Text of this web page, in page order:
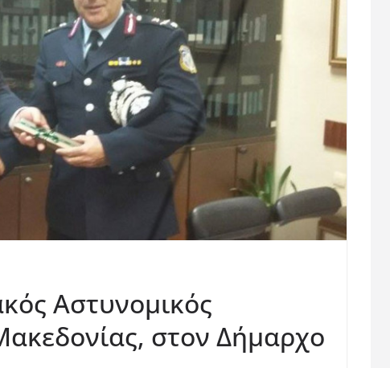
Αστυνομικός
στον Δήμαρχο